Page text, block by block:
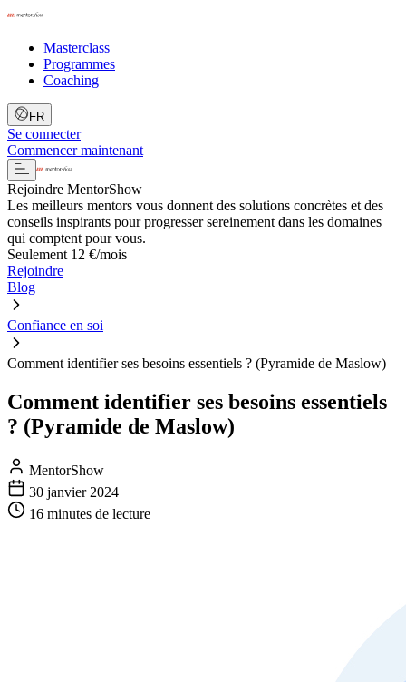
Masterclass
Programmes
Coaching
FR
Se connecter
Commencer maintenant
Rejoindre MentorShow
Les meilleurs mentors vous donnent des solutions concrètes et des
conseils inspirants pour progresser sereinement dans les domaines
qui comptent pour vous.
Seulement 12 €/mois
Rejoindre
Blog
Confiance en soi
Comment identifier ses besoins essentiels ? (Pyramide de Maslow)
Comment identifier ses besoins essentiels
? (Pyramide de Maslow)
MentorShow
30 janvier 2024
16 minutes de lecture